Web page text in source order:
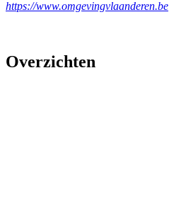
https://www.omgevingvlaanderen.be
Overzichten